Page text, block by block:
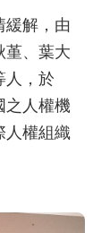
緩解，由
堇、葉大
人，於
之人權機
人權組織